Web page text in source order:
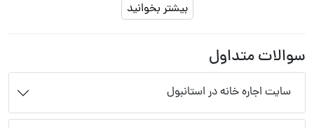
بیشتر بخوانید
سوالات متداول
سایت اجاره خانه در استانبول